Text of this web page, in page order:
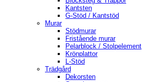
Kantsten
G-Stöd / Kantstöd
Murar
Stödmurar
Fristående murar
Pelarblock / Stolpelement
Krönplattor
L-Stöd
Trädgård
Dekorsten